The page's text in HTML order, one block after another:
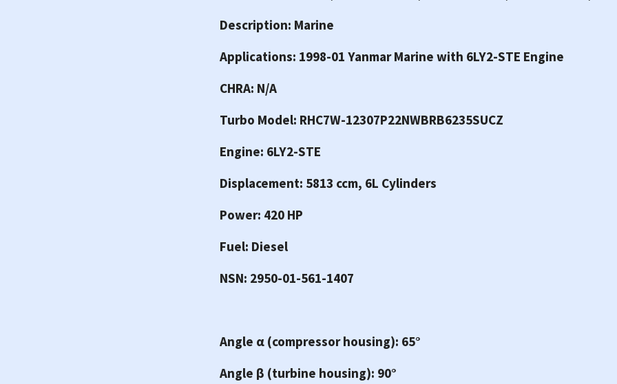
Description: Marine
Applications: 1998-01 Yanmar Marine with 6LY2-STE Engine
CHRA: N/A
Turbo Model: RHC7W-12307P22NWBRB6235SUCZ
Engine: 6LY2-STE
Displacement: 5813 ccm, 6L Cylinders
Power: 420 HP
Fuel: Diesel
NSN: 2950-01-561-1407
Angle α (compressor housing): 65°
Angle β (turbine housing): 90°